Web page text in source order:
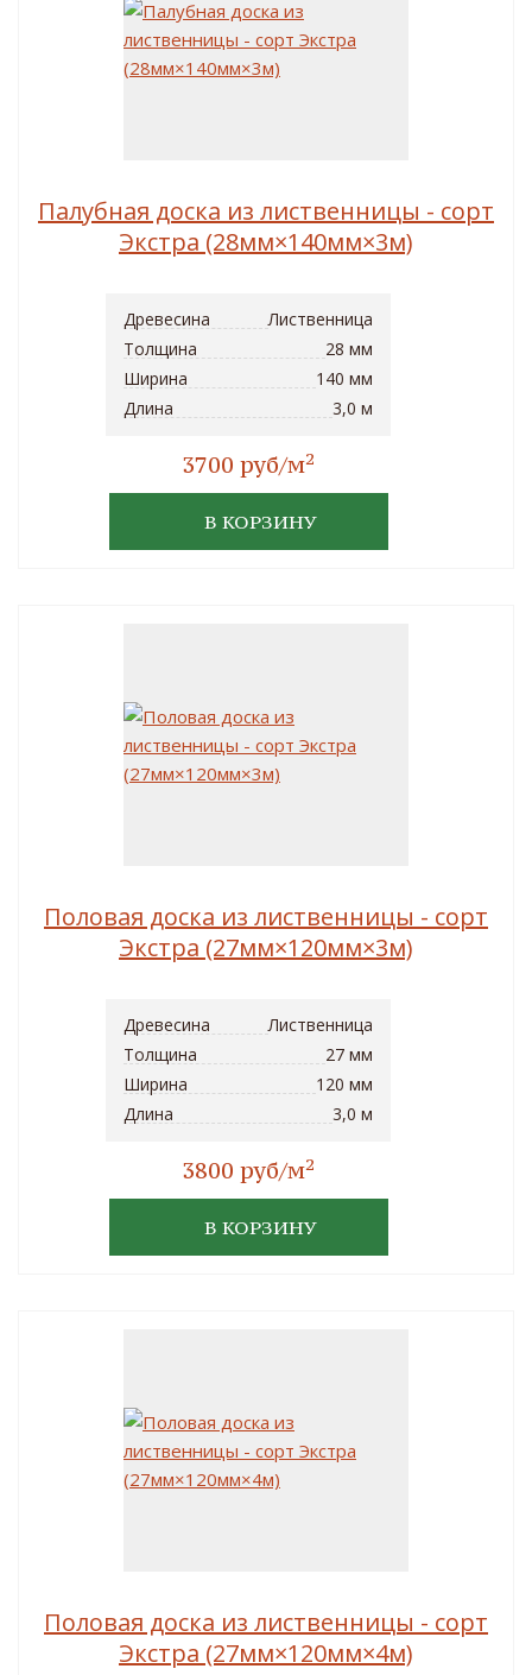
Палубная доска из лиственницы - сорт
Экстра (28мм×140мм×3м)
Древесина
Лиственница
Толщина
28 мм
Ширина
140 мм
Длина
3,0 м
3700 руб/м2
В КОРЗИНУ
Половая доска из лиственницы - сорт
Экстра (27мм×120мм×3м)
Древесина
Лиственница
Толщина
27 мм
Ширина
120 мм
Длина
3,0 м
3800 руб/м2
В КОРЗИНУ
Половая доска из лиственницы - сорт
Экстра (27мм×120мм×4м)